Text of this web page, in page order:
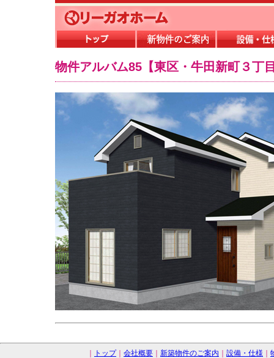
物件アルバム85【東区・牛田新町３丁
｜ トップ｜ 会社概要 ｜ 新築物件のご案内 ｜ 設備・仕様 ｜